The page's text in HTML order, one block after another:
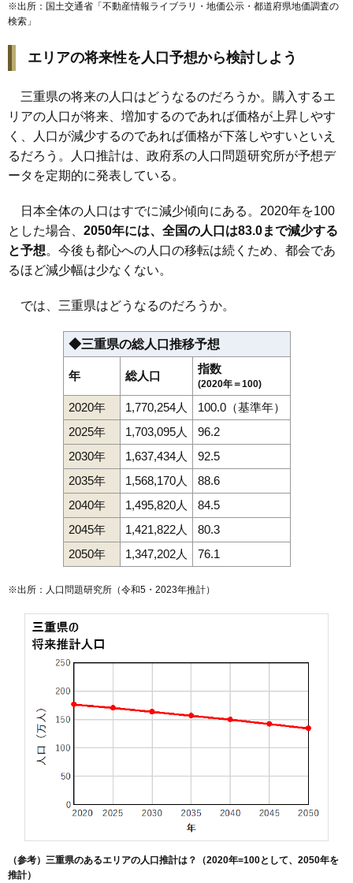
※出所：国土交通省「 不動産情報ライブラリ・地価公示・都道府県地価調査の
検索 」
エリアの将来性を人口予想から検討しよう
三重県の将来の人口はどうなるのだろうか。購入するエ
リアの人口が将来、増加するのであれば価格が上昇しやす
く、人口が減少するのであれば価格が下落しやすいといえ
るだろう。人口推計は、政府系の人口問題研究所が予想デ
ータを定期的に発表している。
日本全体の人口はすでに減少傾向にある。2020年を100
とした場合、 2050年には、全国の人口は83.0まで減少する
と予想。今後も都心への人口の移転は続くため、都会であ
るほど減少幅は少なくない。
では、三重県はどうなるのだろうか。
◆三重県の総人口推移予想
年 総人口
指数
(2020年＝100)
2020年 1,770,254人
100.0（基準年）
2025年
1,703,095人
96.2
2030年
1,637,434人
92.5
2035年
1,568,170人
88.6
2040年
1,495,820人
84.5
2045年
1,421,822人
80.3
2050年
1,347,202人 76.1
※出所：人口問題研究所（令和5・2023年推計）
（参考）三重県のあるエリアの人口推計は？（2020年=100として、2050年を
推計）